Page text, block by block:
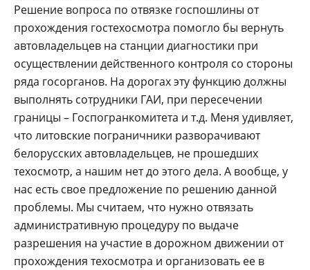
Решение вопроса по отвязке госпошлины от
прохождения гостехосмотра помогло бы вернуть
автовладельцев на станции диагностики при
осуществлении действенного контроля со стороны
ряда госорганов. На дорогах эту функцию должны
выполнять сотрудники ГАИ, при пересечении
границы – Госпогранкомитета и т.д. Меня удивляет,
что литовские пограничники разворачивают
белорусских автовладельцев, не прошедших
техосмотр, а нашим нет до этого дела. А вообще, у
нас есть свое предложение по решению данной
проблемы. Мы считаем, что нужно отвязать
административную процедуру по выдаче
разрешения на участие в дорожном движении от
прохождения техосмотра и организовать ее в